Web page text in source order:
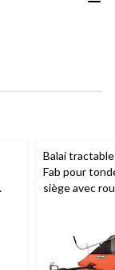
Balai
Fab pour
siège avec